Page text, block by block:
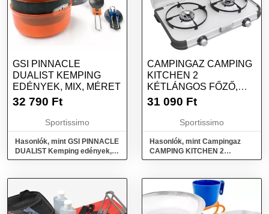
GSI PINNACLE
DUALIST KEMPING
EDÉNYEK, MIX, MÉRET
32 790 Ft
Sportissimo
Hasonlók, mint GSI PINNACLE
DUALIST Kemping edények,
mix, méret
CAMPINGAZ CAMPING
KITCHEN 2
KÉTLÁNGOS FŐZŐ,
EZÜST, MÉRET
31 090 Ft
Sportissimo
Hasonlók, mint Campingaz
CAMPING KITCHEN 2
Kétlángos főző, ezüst, méret